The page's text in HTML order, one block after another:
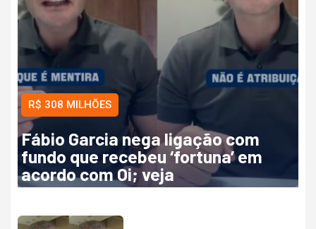
R$ 308 MILHÕES
Fábio Garcia nega ligação com
fundo que recebeu ‘fortuna’ em
acordo com Oi; veja